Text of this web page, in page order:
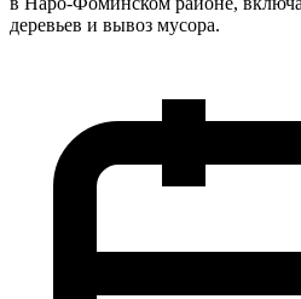
деревьев и вывоз мусора.